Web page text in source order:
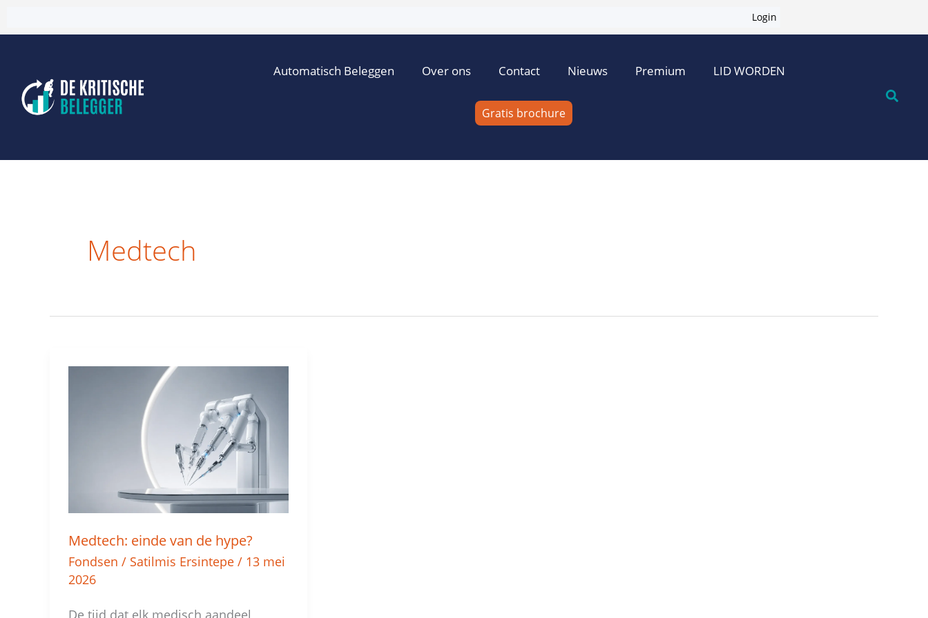
naar
inhoud
Login
Automatisch Beleggen Over ons Contact Nieuws Premium LID WORDEN
Gratis brochure
Medtech
Medtech: einde van de hype?
Fondsen / Satilmis Ersintepe / 13 mei
2026
De tijd dat elk medisch aandeel